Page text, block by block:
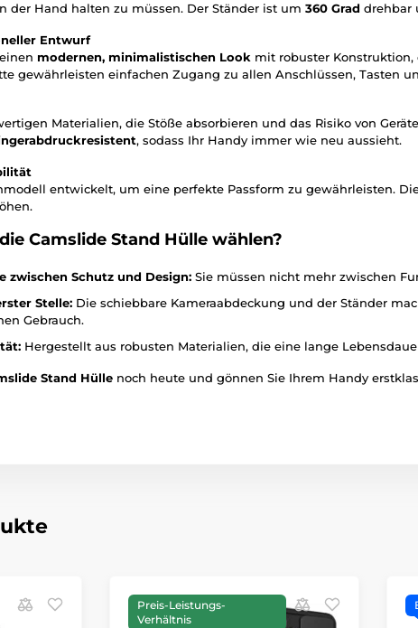
der Hand halten zu müssen. Der Ständer ist um 360 Grad drehbar
Entwurf
modernen, minimalistischen Look mit robuster Konstruktion,
gewährleisten einfachen Zugang zu allen Anschlüssen, Tasten
Materialien, die Stöße absorbieren und das Risiko von
, sodass Ihr Handy immer wie neu aussieht.
entwickelt, um eine perfekte Passform zu gewährleisten.
Camslide Stand Hülle wählen?
zwischen Schutz und Design: Sie müssen nicht mehr zwischen
Stelle: Die schiebbare Kameraabdeckung und der Ständer
Gebrauch.
Hergestellt aus robusten Materialien, die eine lange
Stand Hülle noch heute und gönnen Sie Ihrem Handy
Preis-Leistungs-
Verhältnis